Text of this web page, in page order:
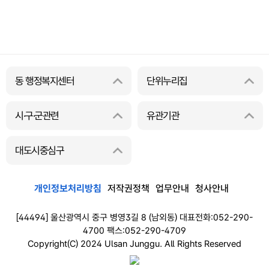
동 행정복지센터 단위누리집
시·구·군관련 유관기관
대도시중심구
개인정보처리방침 저작권정책 업무안내 청사안내
[44494] 울산광역시 중구 병영3길 8 (남외동) 대표전화:052-290-
4700 팩스:052-290-4709
Copyright(C) 2024 Ulsan Junggu. All Rights Reserved